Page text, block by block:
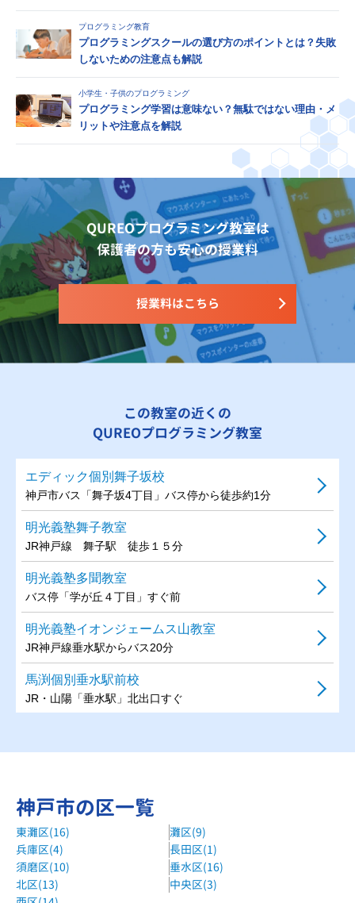
プログラミング教育
プログラミングスクールの選び方のポイントとは？失敗
しないための注意点も解説
小学生・子供のプログラミング
プログラミング学習は意味ない？無駄ではない理由・メ
リットや注意点を解説
QUREOプログラミング教室は
保護者の方も安心の授業料
授業料はこちら
この教室の近くの
QUREOプログラミング教室
エディック個別舞子坂校
神戸市バス「舞子坂4丁目」バス停から徒歩約1分
明光義塾舞子教室
JR神戸線 舞子駅 徒歩１５分
明光義塾多聞教室
バス停「学が丘４丁目」すぐ前
明光義塾イオンジェームス山教室
JR神戸線垂水駅からバス20分
馬渕個別垂水駅前校
JR・山陽「垂水駅」北出口すぐ
JR神戸線 垂水駅、山陽電気鉄道 山陽垂水駅 徒歩1分
垂水駅 徒歩5分
まんてん個別垂水星陵台教室
霞ヶ丘駅 徒歩17分
まんてん個別舞子坂教室
神戸市の区一覧
東灘区(16)
灘区(9)
兵庫区(4)
長田区(1)
須磨区(10)
垂水区(16)
北区(13)
中央区(3)